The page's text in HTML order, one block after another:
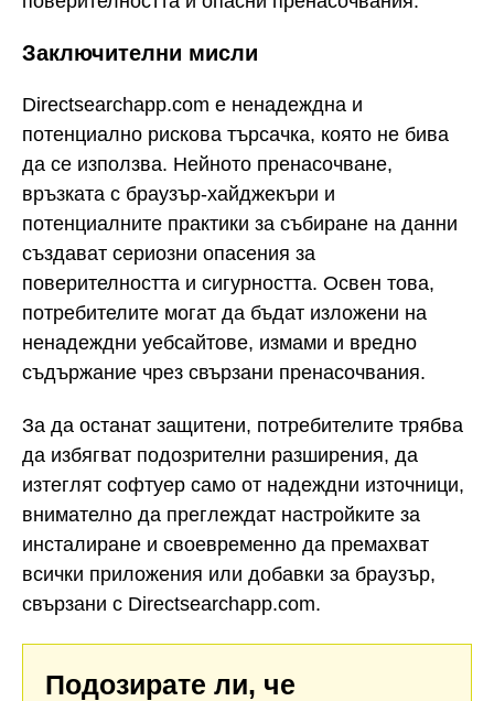
Заключителни мисли
Directsearchapp.com е ненадеждна и
потенциално рискова търсачка, която не бива
да се използва. Нейното пренасочване,
връзката с браузър-хайджекъри и
потенциалните практики за събиране на данни
създават сериозни опасения за
поверителността и сигурността. Освен това,
потребителите могат да бъдат изложени на
ненадеждни уебсайтове, измами и вредно
съдържание чрез свързани пренасочвания.
За да останат защитени, потребителите трябва
да избягват подозрителни разширения, да
изтеглят софтуер само от надеждни източници,
внимателно да преглеждат настройките за
инсталиране и своевременно да премахват
всички приложения или добавки за браузър,
свързани с Directsearchapp.com.
Подозирате ли, че